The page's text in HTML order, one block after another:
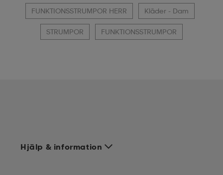
FUNKTIONSSTRUMPOR HERR Kläder - Dam
STRUMPOR FUNKTIONSSTRUMPOR
Hjälp & information